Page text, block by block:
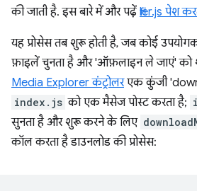
की जाती है. इस बारे में और पढ़ें filer.js पेश
यह प्रोसेस तब शुरू होती है, जब कोई
फ़ाइलें चुनता है और 'ऑफ़लाइन ले जाएं' को
Media Explorer कंट्रोलरएक कुंजी
index.js को एक मैसेज पोस्ट करता है;
सुनता है और शुरू करने के लिए
कॉल करता है डाउनलोड की प्रोसेस: